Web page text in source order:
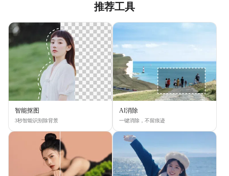
推荐工具
智能抠图
3秒智能识别除背景
AI消除
一键消除，不留痕迹